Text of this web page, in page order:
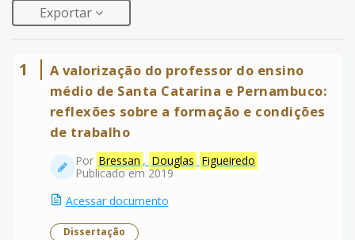
Exportar
1
A valorização do professor do ensino
médio de Santa Catarina e Pernambuco:
reflexões sobre a formação e condições
de trabalho
Por Bressan , Douglas Figueiredo
Publicado em 2019
Acessar documento
Dissertação